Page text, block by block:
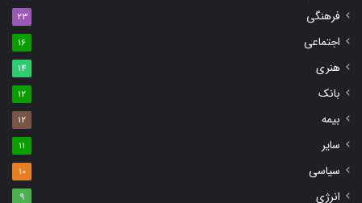
فرهنگی 23
اجتماعی 16
هنری 14
بانک 12
بیمه 12
سایر 11
سیاسی 10
انرژی 9